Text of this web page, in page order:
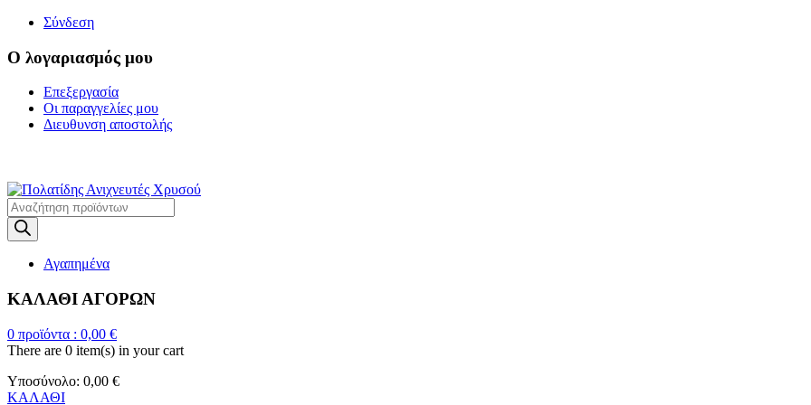
Σύνδεση
Ο λογαριασμός μου
Επεξεργασία
Οι παραγγελίες μου
Διευθυνση αποστολής
Products
search
Αγαπημένα
ΚΑΛΑΘΙ ΑΓΟΡΩΝ
0 προϊόντα : 0,00 €
There are 0 item(s) in your cart
Υποσύνολο: 0,00 €
ΚΑΛΑΘΙ